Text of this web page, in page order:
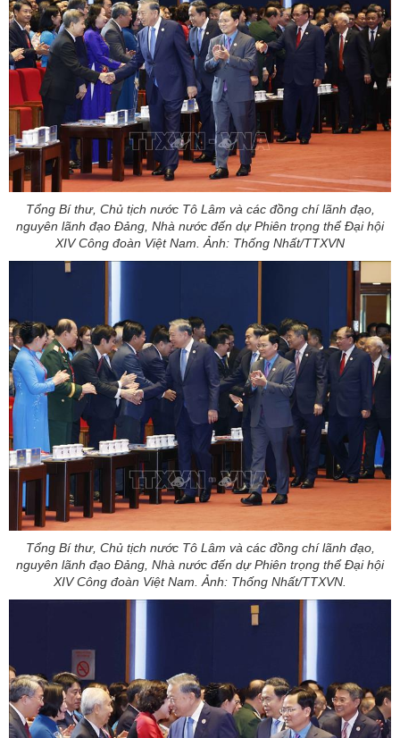
Tổng Bí thư, Chủ tịch nước Tô Lâm và các đồng chí lãnh đạo,
nguyên lãnh đạo Đảng, Nhà nước đến dự Phiên trọng thể Đại hội
XIV Công đoàn Việt Nam. Ảnh: Thống Nhất/TTXVN
Tổng Bí thư, Chủ tịch nước Tô Lâm và các đồng chí lãnh đạo,
nguyên lãnh đạo Đảng, Nhà nước đến dự Phiên trọng thể Đại hội
XIV Công đoàn Việt Nam. Ảnh: Thống Nhất/TTXVN.